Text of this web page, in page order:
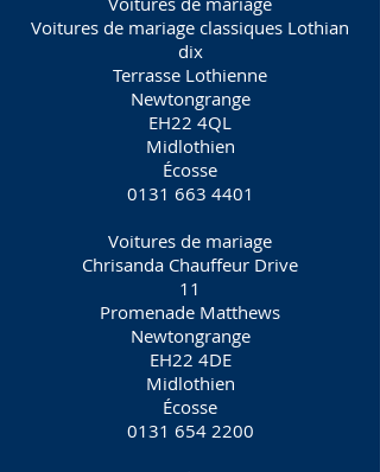
Voitures de mariage classiques Lothian
dix
Terrasse Lothienne
Newtongrange
EH22 4QL
Midlothien
Écosse
0131 663 4401
Voitures de mariage
Chrisanda Chauffeur Drive
11
Promenade Matthews
Newtongrange
EH22 4DE
Midlothien
Écosse
0131 654 2200